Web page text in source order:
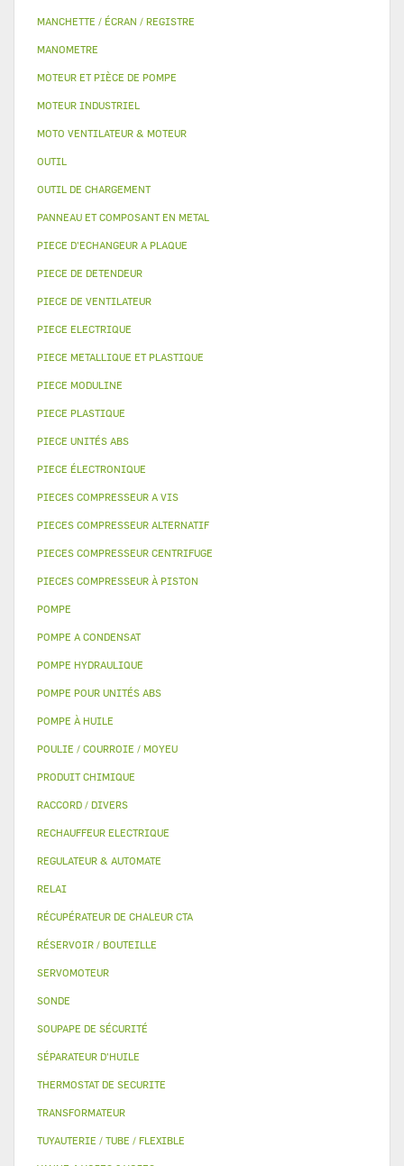
MANCHETTE / ÉCRAN / REGISTRE
MANOMETRE
MOTEUR ET PIÈCE DE POMPE
MOTEUR INDUSTRIEL
MOTO VENTILATEUR & MOTEUR
OUTIL
OUTIL DE CHARGEMENT
PANNEAU ET COMPOSANT EN METAL
PIECE D'ECHANGEUR A PLAQUE
PIECE DE DETENDEUR
PIECE DE VENTILATEUR
PIECE ELECTRIQUE
PIECE METALLIQUE ET PLASTIQUE
PIECE MODULINE
PIECE PLASTIQUE
PIECE UNITÉS ABS
PIECE ÉLECTRONIQUE
PIECES COMPRESSEUR A VIS
PIECES COMPRESSEUR ALTERNATIF
PIECES COMPRESSEUR CENTRIFUGE
PIECES COMPRESSEUR À PISTON
POMPE
POMPE A CONDENSAT
POMPE HYDRAULIQUE
POMPE POUR UNITÉS ABS
POMPE À HUILE
POULIE / COURROIE / MOYEU
PRODUIT CHIMIQUE
RACCORD / DIVERS
RECHAUFFEUR ELECTRIQUE
REGULATEUR & AUTOMATE
RELAI
RÉCUPÉRATEUR DE CHALEUR CTA
RÉSERVOIR / BOUTEILLE
SERVOMOTEUR
SONDE
SOUPAPE DE SÉCURITÉ
SÉPARATEUR D'HUILE
THERMOSTAT DE SECURITE
TRANSFORMATEUR
TUYAUTERIE / TUBE / FLEXIBLE